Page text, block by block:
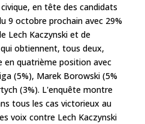
en tête des candidats
9 octobre prochain avec 29%
Lech Kaczynski et de
obtiennent, tous deux,
en quatrième position avec
(5%), Marek Borowski (5%
(3%). L'enquête montre
tous les cas victorieux au
voix contre Lech Kaczynski